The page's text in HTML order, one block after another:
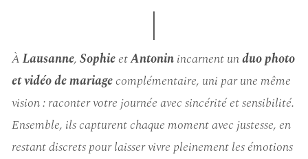
|
ÀLausanne,SophieetAntoninincarnent unduo photo
et vidéo de mariagecomplémentaire, uni par une même
vision : raconter votre journée avec sincérité et sensibilité.
Ensemble, ils capturent chaque moment avec justesse, en
restant discrets pour laisser vivre pleinement les émotions